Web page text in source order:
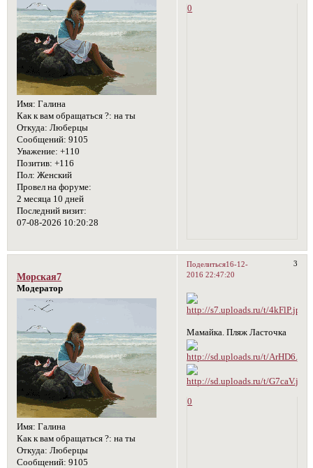
Имя: Галина
Как к вам обращаться ?: на ты
Откуда: Люберцы
Сообщений: 9105
Уважение: +110
Позитив: +116
Пол: Женский
Провел на форуме:
2 месяца 10 дней
Последний визит:
07-08-2026 10:20:28
0
Поделиться 3
16-12-
2016 22:47:20
Морская7
Модератор
Имя: Галина
Как к вам обращаться ?: на ты
Откуда: Люберцы
Сообщений: 9105
Мамайка. Пляж Ласточка
0